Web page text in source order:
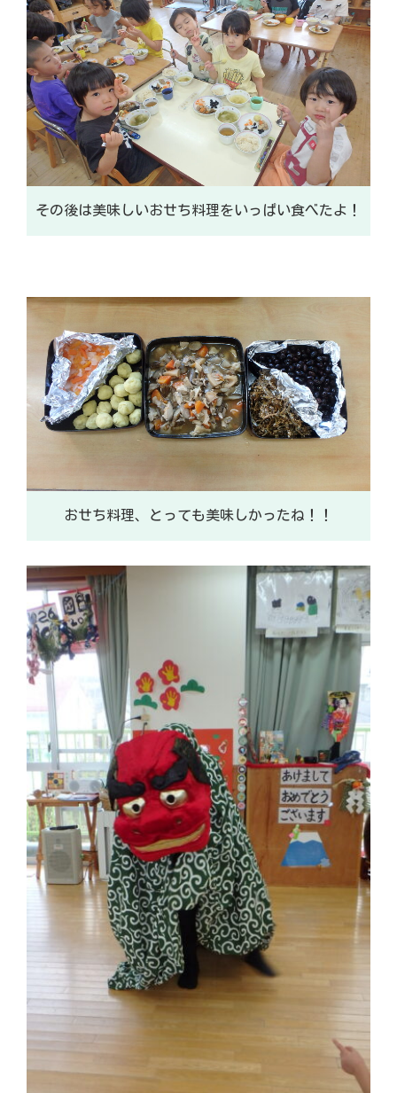
その後は美味しいおせち料理をいっぱい食べたよ！
おせち料理、とっても美味しかったね！！